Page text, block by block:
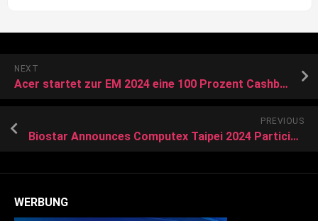
NEXT
Acer startet zur EM 2024 eine 100 Prozent Cashback Aktion
PREVIOUS
Biostar Announces Computex Taipei 2024 Participation With Exciting New AI Solutions
WERBUNG